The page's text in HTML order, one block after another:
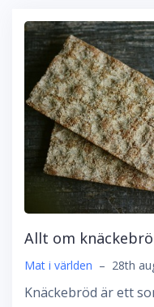
Allt om
Mat i världen – 28th
Knäckebröd är ett